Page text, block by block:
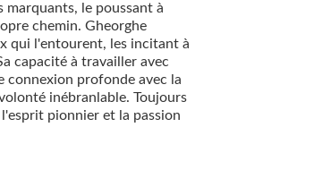
le poussant à
chemin. Gheorghe
qui l'entourent, les incitant à
capacité à travailler avec
connexion profonde avec la
inébranlable. Toujours
pionnier et la passion